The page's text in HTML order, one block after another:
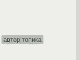
автор топика